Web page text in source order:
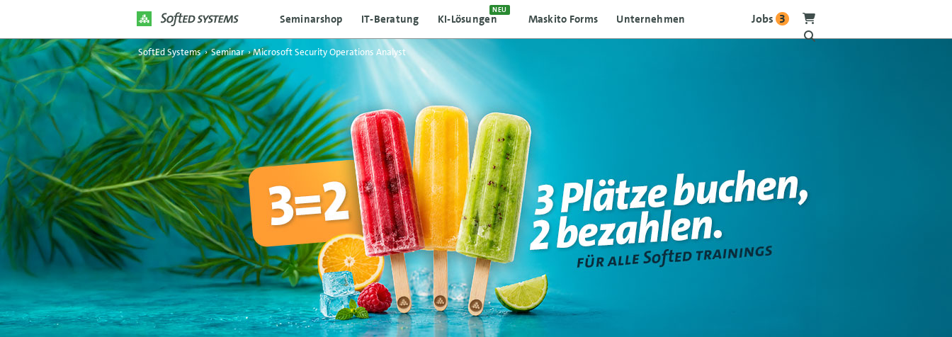
Jobs 3
Seminarshop IT-Beratung KI-Lösungen
NEU
Maskito Forms Unternehmen
SoftEd Systems › Seminar ›Microsoft Security Operations Analyst